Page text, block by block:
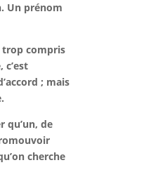
Un prénom
trop compris
; mais
qu’un, de
cherche